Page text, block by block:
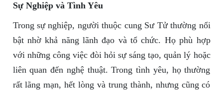
Sự Nghiệp và Tình Yêu
Trong sự nghiệp, người thuộc cung Sư Tử thường nổi
bật nhờ khả năng lãnh đạo và tổ chức. Họ phù hợp
với những công việc đòi hỏi sự sáng tạo, quản lý hoặc
liên quan đến nghệ thuật. Trong tình yêu, họ thường
rất lãng mạn, hết lòng và trung thành, nhưng cũng có